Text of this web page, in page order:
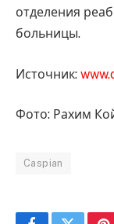
отделения
больницы.
Источник:
Фото: Рахим
Caspian